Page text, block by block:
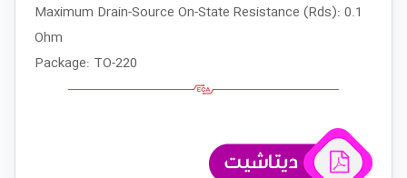
Maximum Drain-Source On-State Resistance (Rds): 0.1
Ohm
Package: TO-220